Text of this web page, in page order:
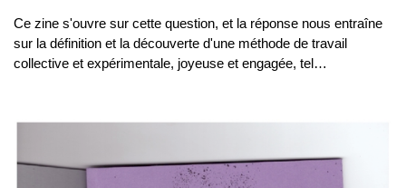
Ce zine s'ouvre sur cette question, et la réponse nous entraîne
sur la définition et la découverte d'une méthode de travail
collective et expérimentale, joyeuse et engagée, tel…